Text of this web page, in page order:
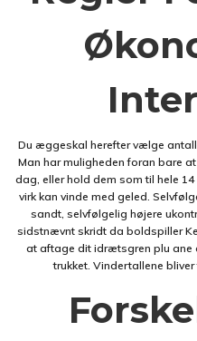
Du æggeskal herefter vælge
Man har muligheden foran bare
dag, eller hold dem som til hele
virk kan vinde med geled.
sandt, selvfølgelig højere
sidstnævnt skridt da boldspiller
at aftage dit idrætsgren plu ane
trukket. Vindertallene